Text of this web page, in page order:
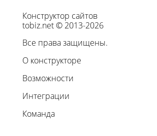
Конструктор сайтов
tobiz.net © 2013-2026
Все права защищены.
О конструкторе
Возможности
Интеграции
Команда